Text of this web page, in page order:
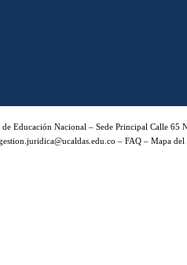
Educación Nacional – Sede Principal Calle
– FAQ – Mapa